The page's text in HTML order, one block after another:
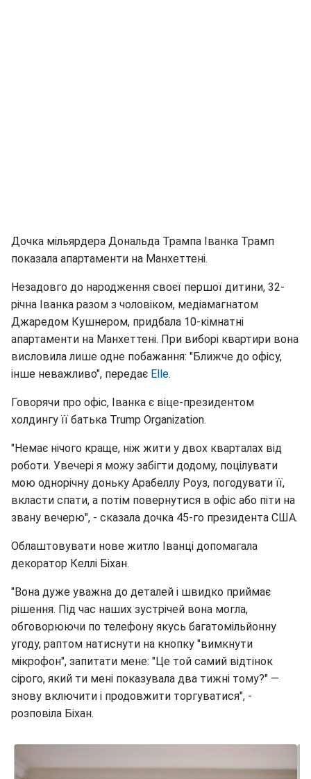
Дочка мільярдера Дональда Трампа Іванка Трамп
показала апартаменти на Манхеттені.
Незадовго до народження своєї першої дитини, 32-
річна Іванка разом з чоловіком, медіамагнатом
Джаредом Кушнером, придбала 10-кімнатні
апартаменти на Манхеттені. При виборі квартири вона
висловила лише одне побажання: "Ближче до офісу,
інше неважливо", передає Elle.
Говорячи про офіс, Іванка є віце-президентом
холдингу її батька Trump Organization.
"Немає нічого краще, ніж жити у двох кварталах від
роботи. Увечері я можу забігти додому, поцілувати
мою однорічну доньку Арабеллу Роуз, погодувати її,
вкласти спати, а потім повернутися в офіс або піти на
звану вечерю", - сказала дочка 45-го президента США.
Облаштовувати нове житло Іванці допомагала
декоратор Келлі Біхан.
"Вона дуже уважна до деталей і швидко приймає
рішення. Під час наших зустрічей вона могла,
обговорюючи по телефону якусь багатомільйонну
угоду, раптом натиснути на кнопку "вимкнути
мікрофон", запитати мене: "Це той самий відтінок
сірого, який ти мені показувала два тижні тому?" —
знову включити і продовжити торгуватися", -
розповіла Біхан.